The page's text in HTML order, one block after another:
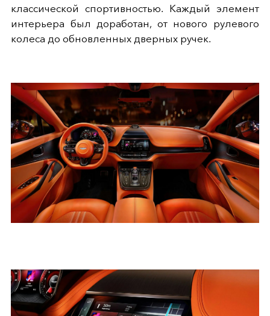
классической спортивностью. Каждый элемент
интерьера был доработан, от нового рулевого
колеса до обновленных дверных ручек.